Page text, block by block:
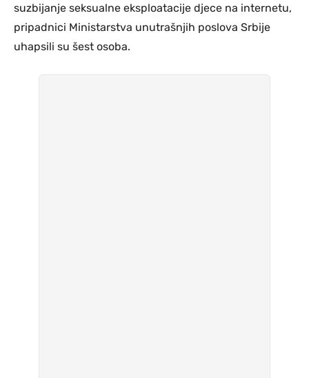
suzbijanje seksualne eksploatacije djece na internetu,
pripadnici Ministarstva unutrašnjih poslova Srbije
uhapsili su šest osoba.